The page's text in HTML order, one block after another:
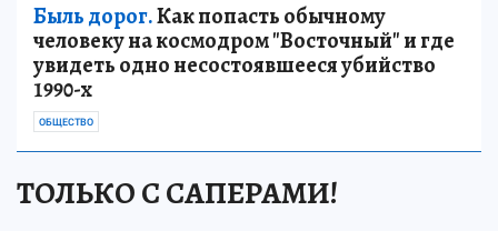
Быль дорог.Как попасть обычному
человеку на космодром "Восточный" и где
увидеть одно несостоявшееся убийство
1990-х
ОБЩЕСТВО
ТОЛЬКО С САПЕРАМИ!